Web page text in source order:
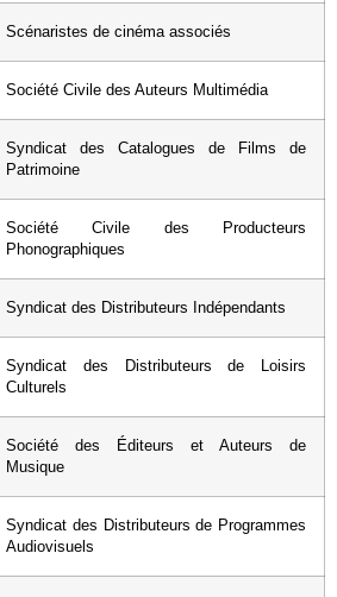
Scénaristes de cinéma associés
Société Civile des Auteurs Multimédia
Syndicat des Catalogues de Films de
Patrimoine
Société Civile des Producteurs
Phonographiques
Syndicat des Distributeurs Indépendants
Syndicat des Distributeurs de Loisirs
Culturels
Société des Éditeurs et Auteurs de
Musique
Syndicat des Distributeurs de Programmes
Audiovisuels